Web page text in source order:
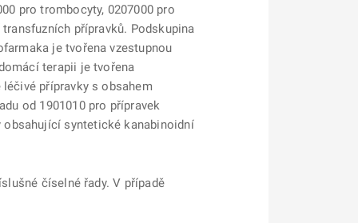
pro trombocyty, 0207000 pro
přípravků. Podskupina
je tvořena vzestupnou
terapii je tvořena
přípravky s obsahem
od 1901010 pro přípravek
obsahující syntetické kanabinoidní
číselné řady. V případě